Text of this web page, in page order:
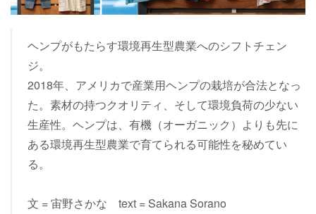
ヘンプがもたらす環境再生型農業へのシフトチェン
ジ。
2018年、アメリカで産業用ヘンプの栽培が合法となっ
た。素材の持つクオリティ、そして環境負荷の少ない
生産性。ヘンプは、有機（オーガニック）よりも先に
ある環境再生型農業で育てられる可能性を秘めてい
る。
文 = 宙野さかな text = Sakana Sorano